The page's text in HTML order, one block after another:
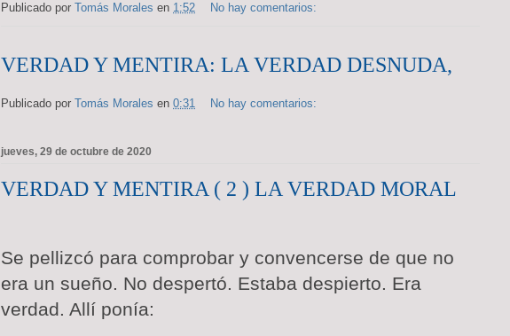
Publicado por Tomás Morales en 1:52 No hay comentarios:
VERDAD Y MENTIRA: LA VERDAD DESNUDA,
Publicado por Tomás Morales en 0:31 No hay comentarios:
jueves, 29 de octubre de 2020
VERDAD Y MENTIRA ( 2 ) LA VERDAD MORAL
Se pellizcó para comprobar y convencerse de que no
era un sueño. No despertó. Estaba despierto. Era
verdad. Allí ponía: